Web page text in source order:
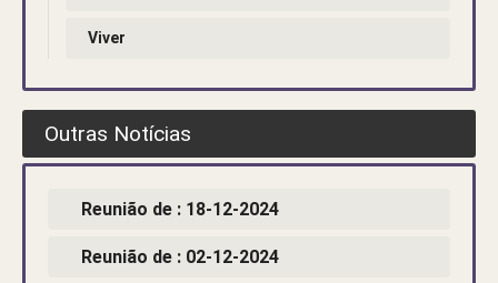
Viver
Outras Notícias
Reunião de : 18-12-2024
Reunião de : 02-12-2024